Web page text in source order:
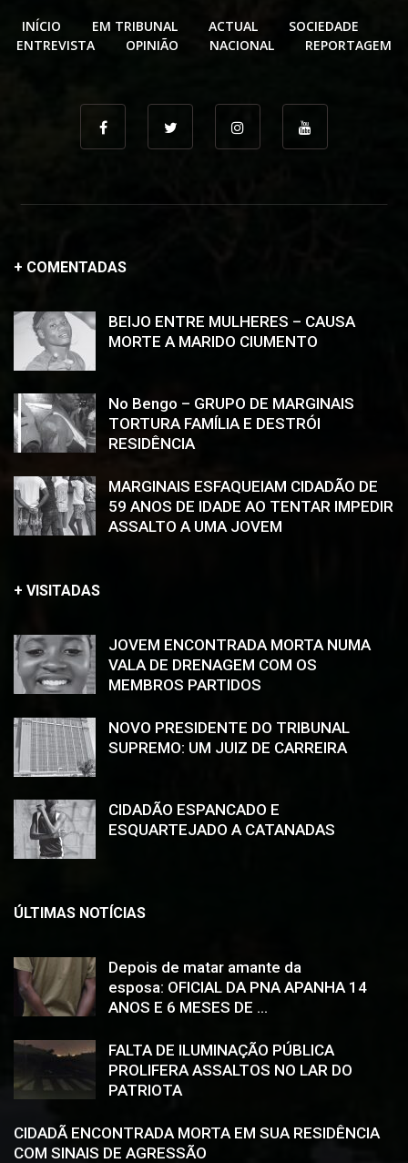
INÍCIO EM TRIBUNAL ACTUAL
SOCIEDADE
ENTREVISTA
OPINIÃO NACIONAL REPORTAGEM
+ COMENTADAS
BEIJO ENTRE MULHERES – CAUSA
MORTE A MARIDO CIUMENTO
No Bengo – GRUPO DE MARGINAIS
TORTURA FAMÍLIA E DESTRÓI
RESIDÊNCIA
MARGINAIS ESFAQUEIAM CIDADÃO DE
59 ANOS DE IDADE AO TENTAR IMPEDIR
ASSALTO A UMA JOVEM
+ VISITADAS
JOVEM ENCONTRADA MORTA NUMA
VALA DE DRENAGEM COM OS
MEMBROS PARTIDOS
NOVO PRESIDENTE DO TRIBUNAL
SUPREMO: UM JUIZ DE CARREIRA
CIDADÃO ESPANCADO E
ESQUARTEJADO A CATANADAS
ÚLTIMAS NOTÍCIAS
Depois de matar amante da
esposa: OFICIAL DA PNA APANHA 14
ANOS E 6 MESES DE ...
FALTA DE ILUMINAÇÃO PÚBLICA
PROLIFERA ASSALTOS NO LAR DO
PATRIOTA
CIDADÃ ENCONTRADA MORTA EM SUA RESIDÊNCIA
COM SINAIS DE AGRESSÃO